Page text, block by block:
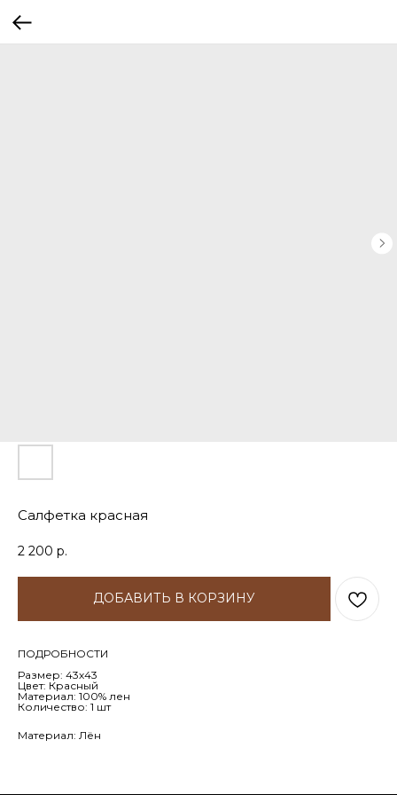
Салфетка красная
2 200 р.
ДОБАВИТЬ В КОРЗИНУ
ПОДРОБНОСТИ
Размер: 43х43
Цвет: Красный
Материал: 100% лен
Количество: 1 шт
Материал: Лён